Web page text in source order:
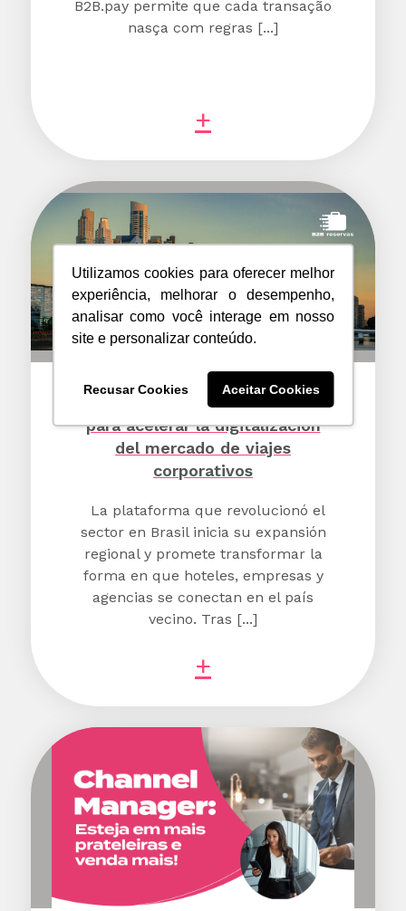
Utilizamos cookies para oferecer melhor
experiência, melhorar o desempenho,
analisar como você interage em nosso
site e personalizar conteúdo.
Recusar Cookies Aceitar Cookies
B2B.pay permite que cada transação
nasça com regras [...]
+
B2B.reservas llega a Argentina
para acelerar la digitalización
del mercado de viajes
corporativos
La plataforma que revolucionó el
sector en Brasil inicia su expansión
regional y promete transformar la
forma en que hoteles, empresas y
agencias se conectan en el país
vecino. Tras [...]
+